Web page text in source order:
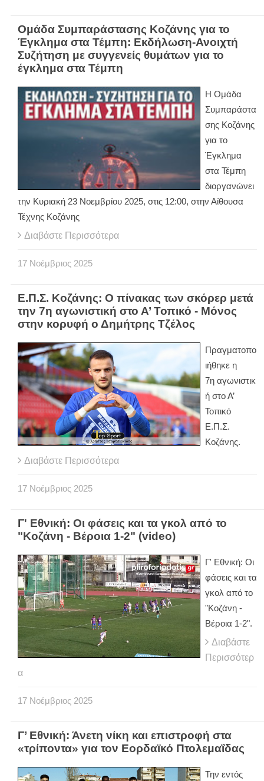
Ομάδα Συμπαράστασης Κοζάνης για το
Έγκλημα στα Τέμπη: Εκδήλωση-Ανοιχτή
Συζήτηση με συγγενείς θυμάτων για το
έγκλημα στα Τέμπη
Η Ομάδα
Συμπαράστα
σης Κοζάνης
για το
Έγκλημα
στα Τέμπη
διοργανώνει
την Κυριακή 23 Νοεμβρίου 2025, στις 12:00, στην Αίθουσα
Τέχνης Κοζάνης
Διαβάστε Περισσότερα
17 Νοέμβριος 2025
Ε.Π.Σ. Κοζάνης: Ο πίνακας των σκόρερ μετά
την 7η αγωνιστική στο Α’ Τοπικό - Μόνος
στην κορυφή ο Δημήτρης Τζέλος
Πραγματοπο
ιήθηκε η
7η αγωνιστικ
ή στο Α’
Τοπικό
Ε.Π.Σ.
Κοζάνης.
Διαβάστε Περισσότερα
17 Νοέμβριος 2025
Γ' Εθνική: Οι φάσεις και τα γκολ από το
"Κοζάνη - Βέροια 1-2" (video)
Γ' Εθνική: Οι
φάσεις και τα
γκολ από το
"Κοζάνη -
Βέροια 1-2".
Διαβάστε
Περισσότερ
α
17 Νοέμβριος 2025
Γ’ Εθνική: Άνετη νίκη και επιστροφή στα
«τρίποντα» για τον Εορδαϊκό Πτολεμαΐδας
Την εντός